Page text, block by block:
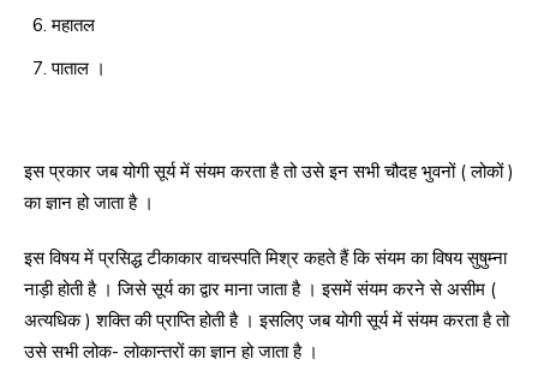
महातल
पाताल ।
इस प्रकार जब योगी सूर्य में संयम करता है तो उसे इन सभी चौदह भुवनों ( लोकों )
का ज्ञान हो जाता है ।
इस विषय में प्रसिद्ध टीकाकार वाचस्पति मिश्र कहते हैं कि संयम का विषय सुषुम्ना
नाड़ी होती है । जिसे सूर्य का द्वार माना जाता है । इसमें संयम करने से असीम (
अत्यधिक ) शक्ति की प्राप्ति होती है । इसलिए जब योगी सूर्य में संयम करता है तो
उसे सभी लोक- लोकान्तरों का ज्ञान हो जाता है ।